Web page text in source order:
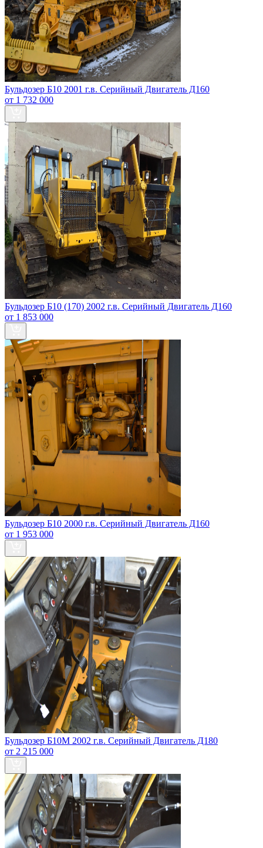
Бульдозер Б10 2001 г.в. Серийный Двигатель Д160
от 1 732 000
Бульдозер Б10 (170) 2002 г.в. Серийный Двигатель Д160
от 1 853 000
Бульдозер Б10 2000 г.в. Серийный Двигатель Д160
от 1 953 000
Бульдозер Б10М 2002 г.в. Серийный Двигатель Д180
от 2 215 000